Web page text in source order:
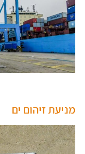
מניעת זיהום ים